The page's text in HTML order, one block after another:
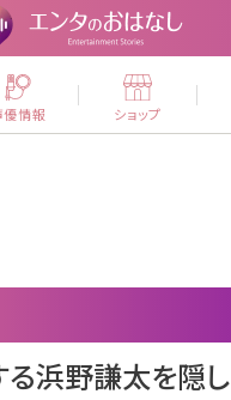
優情報 ショップ
る浜野謙太を隠し